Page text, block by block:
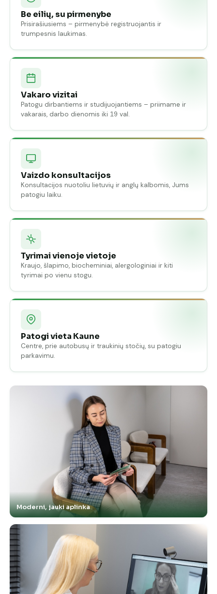
Be eilių, su pirmenybe
Prisirašiusiems – pirmenybė registruojantis ir
trumpesnis laukimas.
Vakaro vizitai
Patogu dirbantiems ir studijuojantiems – priimame ir
vakarais, darbo dienomis iki 19 val.
Vaizdo konsultacijos
Konsultacijos nuotoliu lietuvių ir anglų kalbomis, Jums
patogiu laiku.
Tyrimai vienoje vietoje
Kraujo, šlapimo, biocheminiai, alergologiniai ir kiti
tyrimai po vienu stogu.
Patogi vieta Kaune
Centre, prie autobusų ir traukinių stočių, su patogiu
parkavimu.
Moderni, jauki aplinka